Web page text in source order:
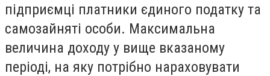
підприємці платники єдиного податку та
самозайняті особи. Максимальна
величина доходу у вище вказаному
періоді, на яку потрібно нараховувати